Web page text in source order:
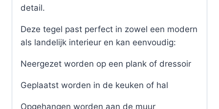
detail.
Deze tegel past perfect in zowel een modern
als landelijk interieur en kan eenvoudig:
Neergezet worden op een plank of dressoir
Geplaatst worden in de keuken of hal
Opgehangen worden aan de muur